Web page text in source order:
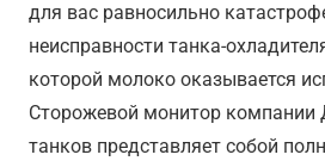
для вас равносильно
неисправности танка-
которой молоко оказывается
Сторожевой монитор компании
танков представляет собой